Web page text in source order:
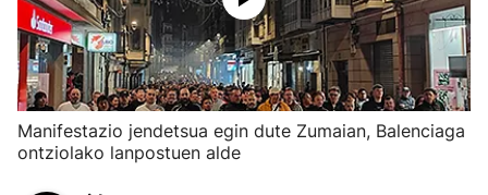
Manifestazio jendetsua egin dute Zumaian, Balenciaga
ontziolako lanpostuen alde